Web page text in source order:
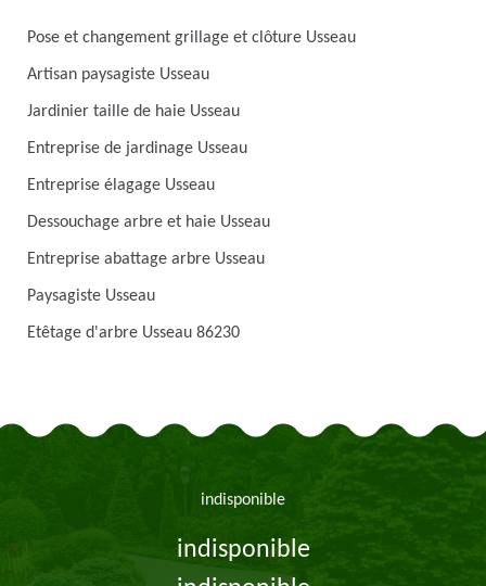
Pose et changement grillage et clôture Usseau
Artisan paysagiste Usseau
Jardinier taille de haie Usseau
Entreprise de jardinage Usseau
Entreprise élagage Usseau
Dessouchage arbre et haie Usseau
Entreprise abattage arbre Usseau
Paysagiste Usseau
Etêtage d'arbre Usseau 86230
indisponible
indisponible